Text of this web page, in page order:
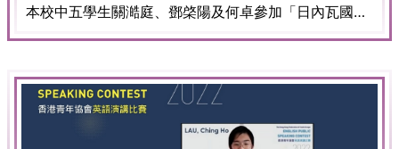
本校中五學生關澔庭、鄧棨陽及何卓參加「日內瓦國際發明展」。其作品題為「食菌有營」，研究以果皮製作吸管、杯子等可食用餐具，獲得銅獎。